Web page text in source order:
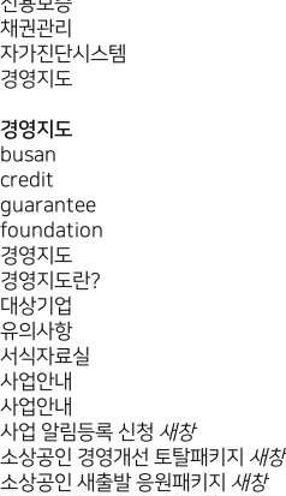
채권관리
자가진단시스템
경영지도
경영지도
busan
credit
guarantee
foundation
경영지도
경영지도란?
대상기업
유의사항
서식자료실
사업안내
사업안내
사업 알림등록 신청 새창
소상공인 경영개선 토탈패키지 새창
소상공인 새출발 응원패키지 새창